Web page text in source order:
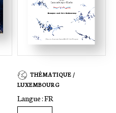
THÉMATIQUE /
LUXEMBOURG
Langue :FR